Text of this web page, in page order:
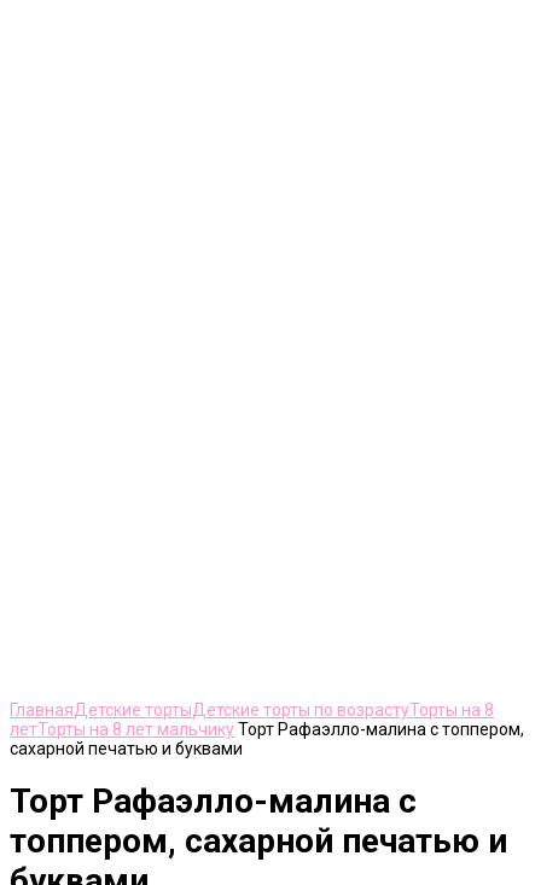
ГлавнаяДетские тортыДетские торты по возрастуТорты на 8
летТорты на 8 лет мальчикуТорт Рафаэлло-малина с топпером,
сахарной печатью и буквами
Торт Рафаэлло-малина с
топпером, сахарной печатью и